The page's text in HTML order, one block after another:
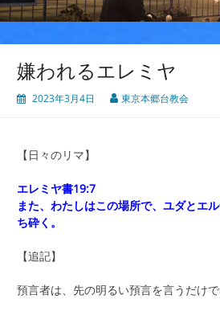
嫌われるエレミヤ
2023年3月4日 東京本郷台教会
【日々のリマ】
エレミヤ書19:7
また、わたしはこの場所で、ユダとエ
ち砕く。
【追記】
預言者は、先の明るい預言を言うだけで